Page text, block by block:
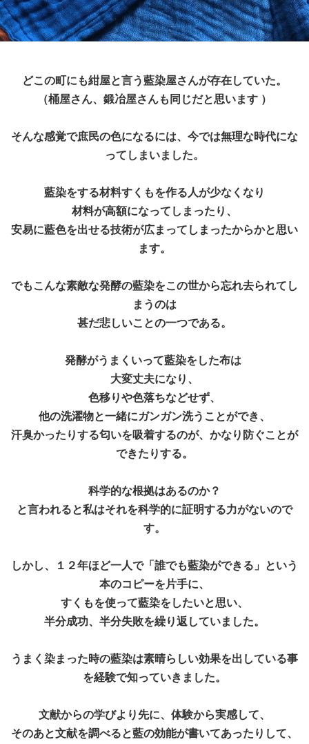
どこの町にも紺屋と言う藍染屋さんが存在していた。
（桶屋さん、鍛冶屋さんも同じだと思います ）
そんな感覚で庶民の色になるには、今では無理な時代にな
ってしまいました。
藍染をする材料すくもを作る人が少なくなり
材料が高額になってしまったり、
安易に藍色を出せる技術が広まってしまったからかと思い
ます。
でもこんな素敵な発酵の藍染をこの世から忘れ去られてし
まうのは
甚だ悲しいことの一つである。
発酵がうまくいって藍染をした布は
大変丈夫になり、
色移りや色落ちなどせず、
他の洗濯物と一緒にガンガン洗うことができ、
汗臭かったりする匂いを吸着するのが、かなり防ぐことが
できたりする。
科学的な根拠はあるのか？
と言われると私はそれを科学的に証明する力がないので
す。
しかし、１２年ほど一人で「誰でも藍染ができる」という
本のコピーを片手に、
すくもを使って藍染をしたいと思い、
半分成功、半分失敗を繰り返していました。
うまく染まった時の藍染は素晴らしい効果を出している事
を経験で知っていきました。
文献からの学びより先に、体験から実感して、
そのあと文献を調べると藍の効能が書いてあったりして、